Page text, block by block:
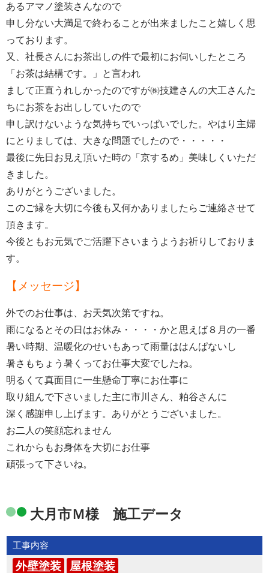
あるアマノ塗装さんなので
申し分ない大満足で終わることが出来ましたこと嬉しく思
っております。
又、社長さんにお茶出しの件で最初にお伺いしたところ
「お茶は結構です。」と言われ
まして正直うれしかったのですが㈱技建さんの大工さんた
ちにお茶をお出ししていたので
申し訳けないような気持ちでいっぱいでした。やはり主婦
にとりましては、大きな問題でしたので・・・・・
最後に先日お見え頂いた時の「京するめ」美味しくいただ
きました。
ありがとうございました。
このご縁を大切に今後も又何かありましたらご連絡させて
頂きます。
今後ともお元気でご活躍下さいまうようお祈りしておりま
す。
【メッセージ】
外でのお仕事は、お天気次第ですね。
雨になるとその日はお休み・・・・かと思えば８月の一番
暑い時期、温暖化のせいもあって雨量ははんぱないし
暑さもちょう暑くってお仕事大変でしたね。
明るくて真面目に一生懸命丁寧にお仕事に
取り組んで下さいました主に市川さん、粕谷さんに
深く感謝申し上げます。ありがとうございました。
お二人の笑顔忘れません
これからもお身体を大切にお仕事
頑張って下さいね。
大月市Ｍ様 施工データ
工事内容
外壁塗装 屋根塗装